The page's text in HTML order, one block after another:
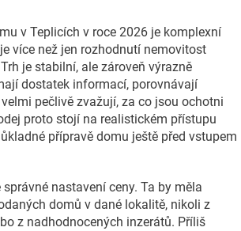
v Teplicích v roce 2026 je komplexní
více než jen rozhodnutí nemovitost
je stabilní, ale zároveň výrazně
dostatek informací, porovnávají
pečlivě zvažují, za co jsou ochotni
proto stojí na realistickém přístupu
přípravě domu ještě před vstupem
nastavení ceny. Ta by měla
domů v dané lokalitě, nikoli z
z nadhodnocených inzerátů. Příliš